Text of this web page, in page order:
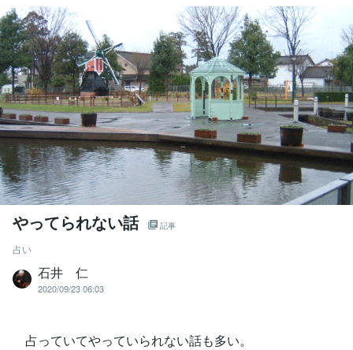
やってられない話 記事
占い
石井 仁
2020/09/23 06:03
占っていてやっていられない話も多い。